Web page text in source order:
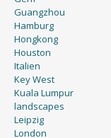
Guangzhou
Hamburg
Hongkong
Houston
Italien
Key West
Kuala Lumpur
landscapes
Leipzig
London